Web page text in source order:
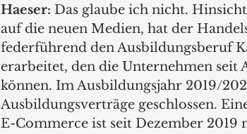
Haeser: Das glaube ich nicht.
auf die neuen Medien, hat der
federführend den Ausbildungsberuf
erarbeitet, den die Unternehmen seit
können. Im Ausbildungsjahr 2019/
Ausbildungsverträge geschlossen.
E-Commerce ist seit Dezember